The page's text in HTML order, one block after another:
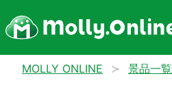
MOLLY ONLINE 景品一覧